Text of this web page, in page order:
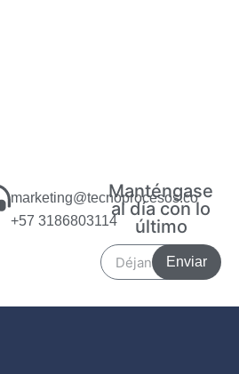
marketing@tecnoprocesos.co
+57 3186803114
Manténgase
al día con lo
último
Enviar